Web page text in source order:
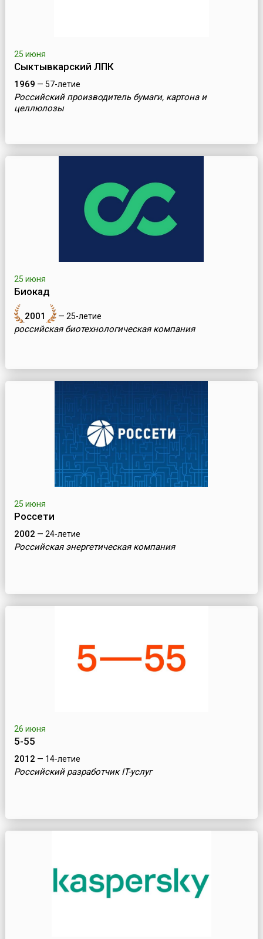
25 июня
Сыктывкарский ЛПК
1969 — 57-летие
Российский производитель бумаги, картона и
целлюлозы
25 июня
Биокад
2001 — 25-летие
российская биотехнологическая компания
25 июня
Россети
2002 — 24-летие
Российская энергетическая компания
26 июня
5-55
2012 — 14-летие
Российский разработчик IT-услуг